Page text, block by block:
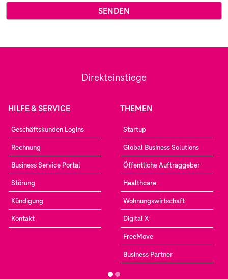
Direkteinstiege
HILFE & SERVICE
Geschäftskunden Logins
Rechnung
Business Service Portal
Störung
Kündigung
Kontakt
THEMEN
Startup
Global Business Solutions
Öffentliche Auftraggeber
Healthcare
Wohnungswirtschaft
Digital X
FreeMove
Business Partner